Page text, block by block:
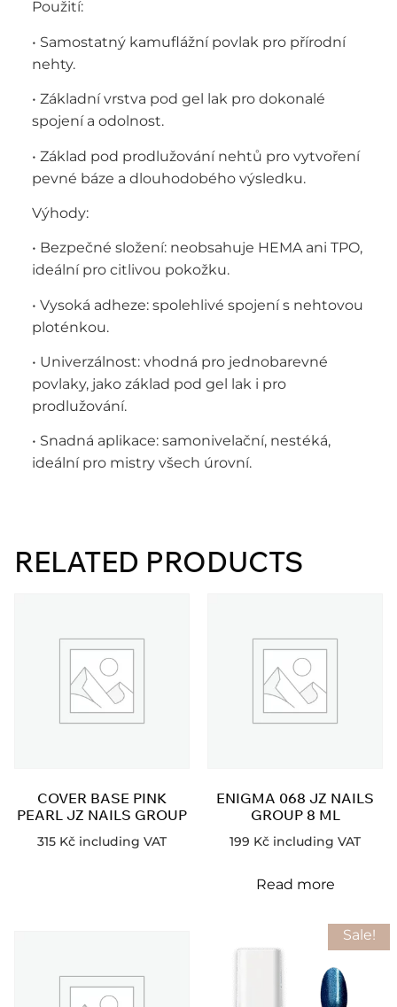
Použití:
• Samostatný kamuflážní povlak pro přírodní
nehty.
• Základní vrstva pod gel lak pro dokonalé
spojení a odolnost.
• Základ pod prodlužování nehtů pro vytvoření
pevné báze a dlouhodobého výsledku.
Výhody:
• Bezpečné složení: neobsahuje HEMA ani TPO,
ideální pro citlivou pokožku.
• Vysoká adheze: spolehlivé spojení s nehtovou
ploténkou.
• Univerzálnost: vhodná pro jednobarevné
povlaky, jako základ pod gel lak i pro
prodlužování.
• Snadná aplikace: samonivelační, nestéká,
ideální pro mistry všech úrovní.
RELATED PRODUCTS
COVER BASE PINK
PEARL JZ NAILS GROUP
315 Kč including VAT
ENIGMA 068 JZ NAILS
GROUP 8 ML
199 Kč including VAT
Read more
Sale!